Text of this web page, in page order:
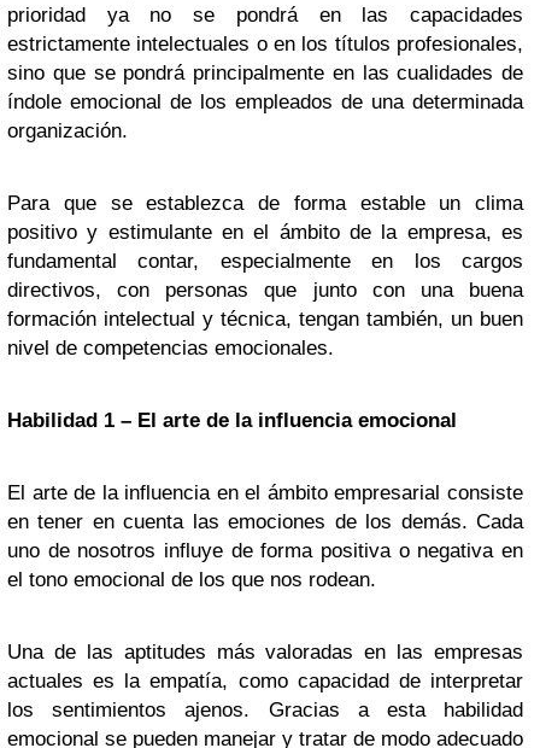
prioridad ya no se pondrá en las capacidades
estrictamente intelectuales o en los títulos profesionales,
sino que se pondrá principalmente en las cualidades de
índole emocional de los empleados de una determinada
organización.
Para que se establezca de forma estable un clima
positivo y estimulante en el ámbito de la empresa, es
fundamental contar, especialmente en los cargos
directivos, con personas que junto con una buena
formación intelectual y técnica, tengan también, un buen
nivel de competencias emocionales.
Habilidad 1 – El arte de la influencia emocional
El arte de la influencia en el ámbito empresarial consiste
en tener en cuenta las emociones de los demás. Cada
uno de nosotros influye de forma positiva o negativa en
el tono emocional de los que nos rodean.
Una de las aptitudes más valoradas en las empresas
actuales es la empatía, como capacidad de interpretar
los sentimientos ajenos. Gracias a esta habilidad
emocional se pueden manejar y tratar de modo adecuado